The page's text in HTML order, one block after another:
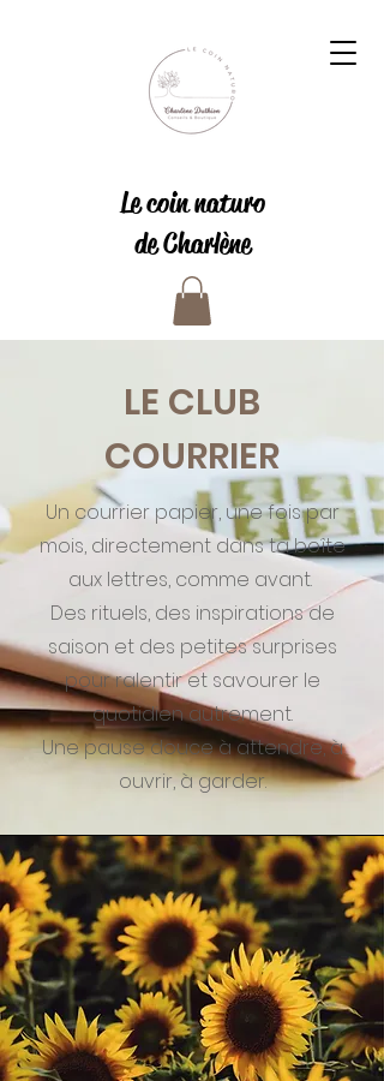
Le coin naturo
de Charlène
LE CLUB
COURRIER
Un courrier papier, une fois par
mois, directement dans ta boîte
aux lettres, comme avant.
Des rituels, des inspirations de
saison et des petites surprises
pour ralentir et savourer le
quotidien autrement.
Une pause douce à attendre, à
ouvrir, à garder.